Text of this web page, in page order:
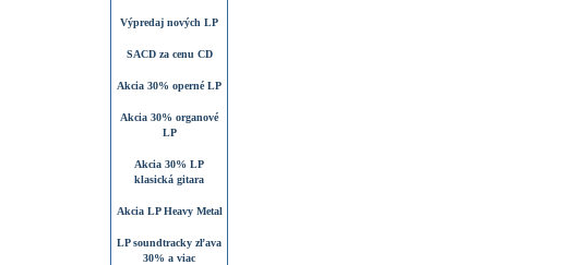
Výpredaj nových LP
SACD za cenu CD
Akcia 30% operné LP
Akcia 30% organové
LP
Akcia 30% LP
klasická gitara
Akcia LP Heavy Metal
LP soundtracky zľava
30% a viac